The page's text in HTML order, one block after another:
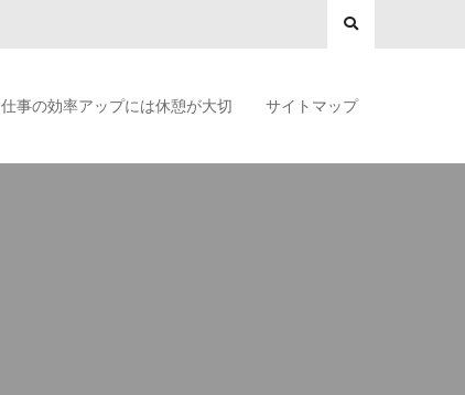
仕事の効率アップには休憩が大切 サイトマップ